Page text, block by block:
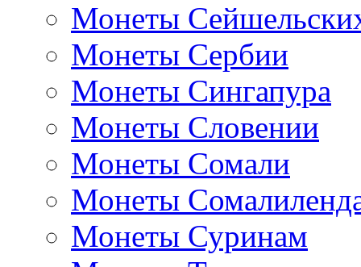
Монеты
Монеты Сербии
Монеты Сингапура
Монеты Словении
Монеты Сомали
Монеты
Монеты Суринам